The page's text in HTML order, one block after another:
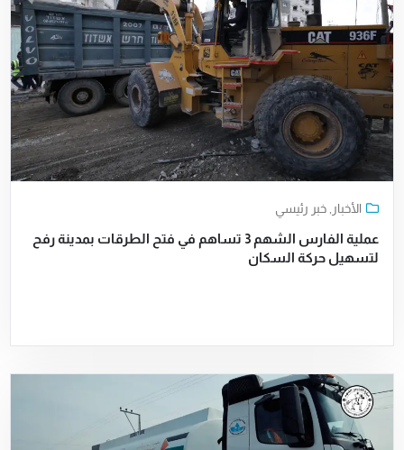
الأخبار ,خبر رئيسي
عملية الفارس الشهم 3 تساهم في فتح الطرقات بمدينة رفح
لتسهيل حركة السكان